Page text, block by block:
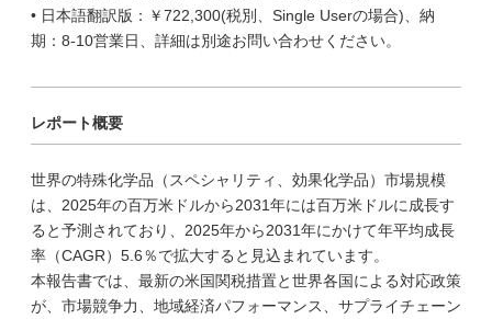
• 日本語翻訳版：￥722,300(税別、Single Userの場合)、納
期：8-10営業日、詳細は別途お問い合わせください。
レポート概要
世界の特殊化学品（スペシャリティ、効果化学品）市場規模
は、2025年の百万米ドルから2031年には百万米ドルに成長す
ると予測されており、2025年から2031年にかけて年平均成長
率（CAGR）5.6％で拡大すると見込まれています。
本報告書では、最新の米国関税措置と世界各国による対応政策
が、市場競争力、地域経済パフォーマンス、サプライチェーン